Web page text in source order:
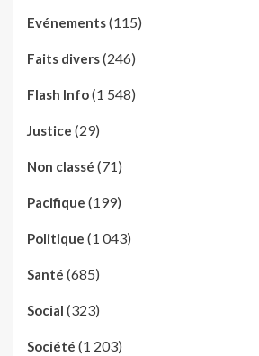
Evénements(115)
Faits divers(246)
Flash Info(1 548)
Justice (29)
Non classé (71)
Pacifique (199)
Politique (1 043)
Santé (685)
Social (323)
Société (1 203)